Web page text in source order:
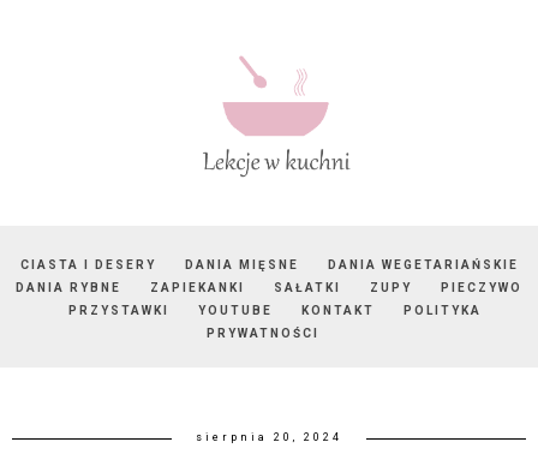
CIASTA I DESERY DANIA MIĘSNE
DANIA WEGETARIAŃSKIE
DANIA RYBNE
ZAPIEKANKI SAŁATKI ZUPY
PIECZYWO
PRZYSTAWKI
YOUTUBE KONTAKT
POLITYKA
PRYWATNOŚCI
sierpnia 20, 2024